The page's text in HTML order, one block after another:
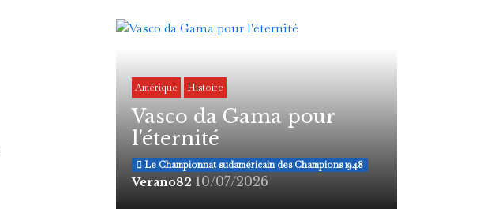
Amérique Histoire
Vasco da Gama pour
l'éternité
Le Championnat sudaméricain des Champions 1948
Verano82 10/07/2026